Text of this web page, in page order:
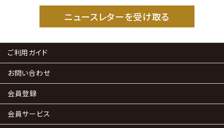
ニュースレターを受け取る
ご利用ガイド
お問い合わせ
会員登録
会員サービス